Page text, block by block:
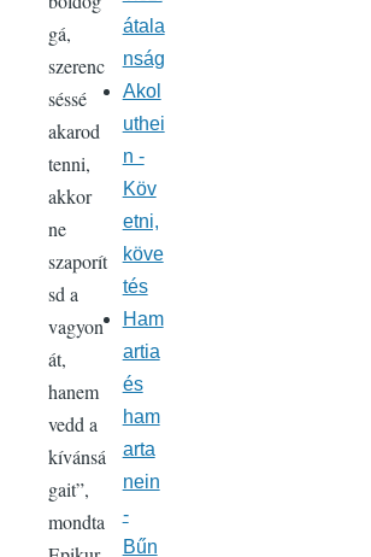
gá,
szerenc
séssé
akarod
tenni,
akkor
ne
szaporít
sd a
vagyon
át,
hanem
vedd a
kívánsá
gait”,
mondta
átala
nság
Akol
uthei
n -
Köv
etni,
köve
tés
Ham
artia
és
ham
arta
nein
-
Bűn